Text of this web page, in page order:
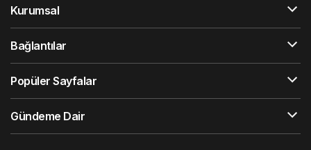
Kurumsal
Bağlantılar
Popüler Sayfalar
Gündeme Dair